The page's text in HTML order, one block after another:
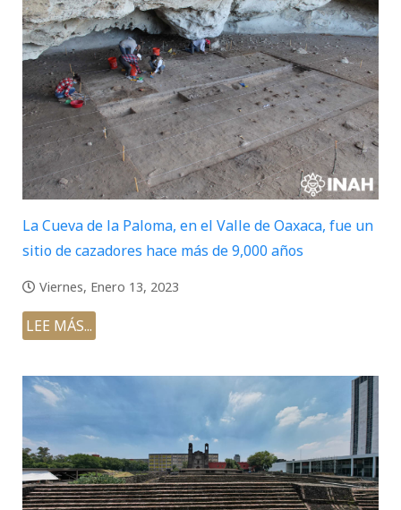
La Cueva de la Paloma, en el Valle de Oaxaca, fue un
sitio de cazadores hace más de 9,000 años
Viernes, Enero 13, 2023
LEE MÁS...